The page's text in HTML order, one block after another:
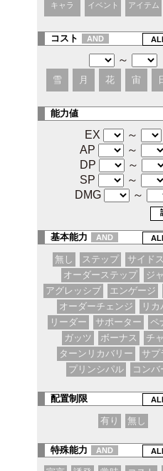
キャラ イベント アイテム
コスト AND
～
雪 月 花 宙
能力値
EX
～
AP
～
DP
～
SP
～
DMG
～
基本能力 AND
無し ステップ
サイド
オーダーステップ
ジ
アグレッシブ
エンゲージ
オーダーチェンジ
リ
リーダー
サポーター
ペ
ガッツ
ボーナス
チ
ターンリカバリー
サプ
プリンシパル
コンバ
配置制限
有り 無し
特殊能力 AND